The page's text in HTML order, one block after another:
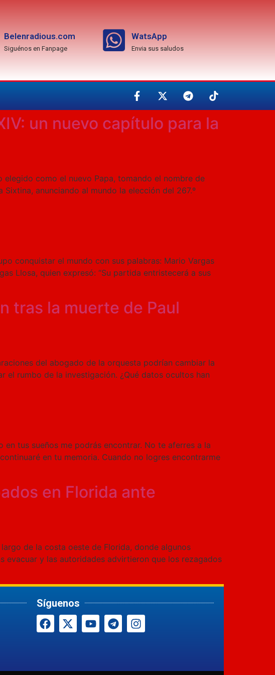
Belenradious.com
Siguénos en Fanpage
WatsApp
Envia sus saludos
un nuevo capítulo para la
como el nuevo Papa, tomando el nombre de
anunciando al mundo la elección del 267.º
conquistar el mundo con sus palabras: Mario Vargas
Llosa, quien expresó: “Su partida entristecerá a sus
tras la muerte de Paul
del abogado de la orquesta podrían cambiar la
el rumbo de la investigación. ¿Qué datos ocultos han
tus sueños me podrás encontrar. No te aferres a la
en tu memoria. Cuando no logres encontrarme
en Florida ante
de la costa oeste de Florida, donde algunos
evacuar y las autoridades advirtieron que los rezagados
Síguenos